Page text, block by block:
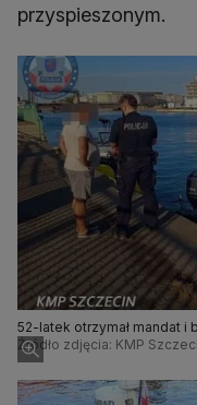
przyspieszonym.
52-latek otrzymał mandat i
na sterowanie pod
Źródło zdjęcia: KMP